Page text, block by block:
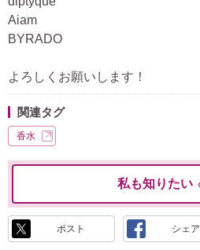
Aiam
BYRADO
よろしくお願いします！
関連タグ
香水
私も知りたい
ポスト シェア